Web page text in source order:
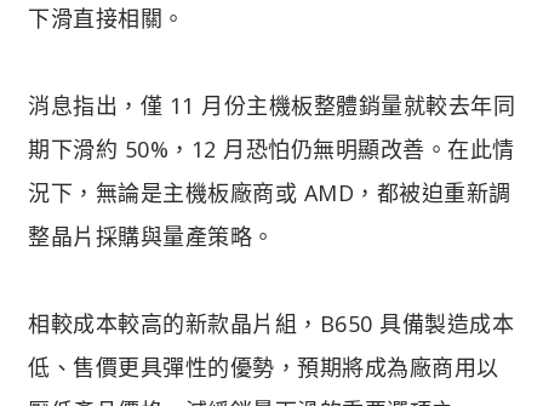
下滑直接相關。
消息指出，僅 11 月份主機板整體銷量就較去年同
期下滑約 50%，12 月恐怕仍無明顯改善。在此情
況下，無論是主機板廠商或 AMD，都被迫重新調
整晶片採購與量產策略。
相較成本較高的新款晶片組，B650 具備製造成本
低、售價更具彈性的優勢，預期將成為廠商用以